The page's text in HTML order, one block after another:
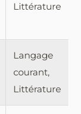
Littérature
Langage
courant,
Littérature